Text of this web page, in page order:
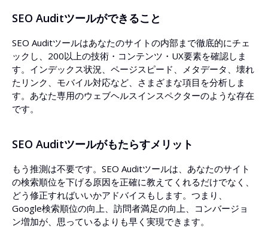
SEO Auditツールができること
SEO Auditツールはあなたのサイトの内部まで徹底的にチェ
ックし、200以上の技術・コンテンツ・UX要素を確認しま
す。インデックス状況、ページスピード、メタデータ、壊れ
たリンク、モバイル対応など、さまざまな項目を分析しま
す。あなた専用のウェブヘルスインスペクターのような存在
です。
SEO Auditツールがもたらすメリット
もう推測は不要です。SEO Auditツールは、あなたのサイト
の検索順位を下げる原因を正確に教えてくれるだけでなく、
どう修正すればいいかアドバイスもします。つまり、
Google検索順位の向上、訪問者満足の向上、コンバージョ
ン増加が、思っているよりも早く実現できます。